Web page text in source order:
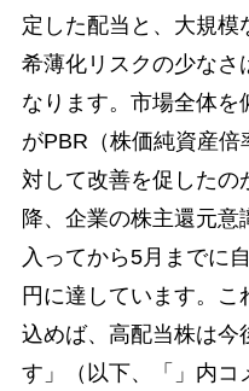
定した配当と、大規模
希薄化リスクの少なさ
なります。市場全体を
がPBR（株価純資産
対して改善を促したの
降、企業の株主還元意
入ってから5月までに
円に達しています。
込めば、高配当株は今
す」（以下、「」内コ